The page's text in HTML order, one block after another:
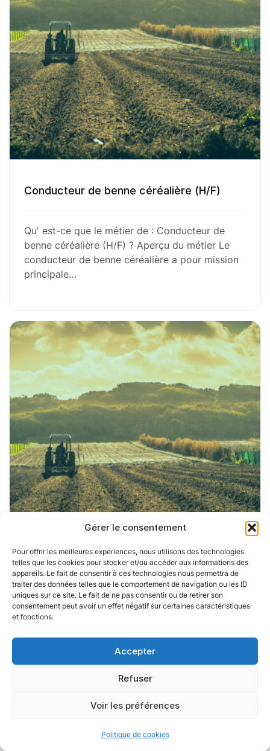
Gérer le consentement
Pour offrir les meilleures expériences, nous utilisons des technologies
telles que les cookies pour stocker et/ou accéder aux informations des
appareils. Le fait de consentir à ces technologies nous permettra de
traiter des données telles que le comportement de navigation ou les ID
uniques sur ce site. Le fait de ne pas consentir ou de retirer son
consentement peut avoir un effet négatif sur certaines caractéristiques
et fonctions.
Accepter
Refuser
Voir les préférences
Politique de cookies
Conducteur de benne céréalière (H/F)
Qu' est-ce que le métier de : Conducteur de
benne céréalière (H/F) ? Aperçu du métier Le
conducteur de benne céréalière a pour mission
principale…
Chauffeur agricole (H/F)
(H/F) ? Aperçu du métier Le chauffeur agricole
est chargé de conduire divers engins agricoles